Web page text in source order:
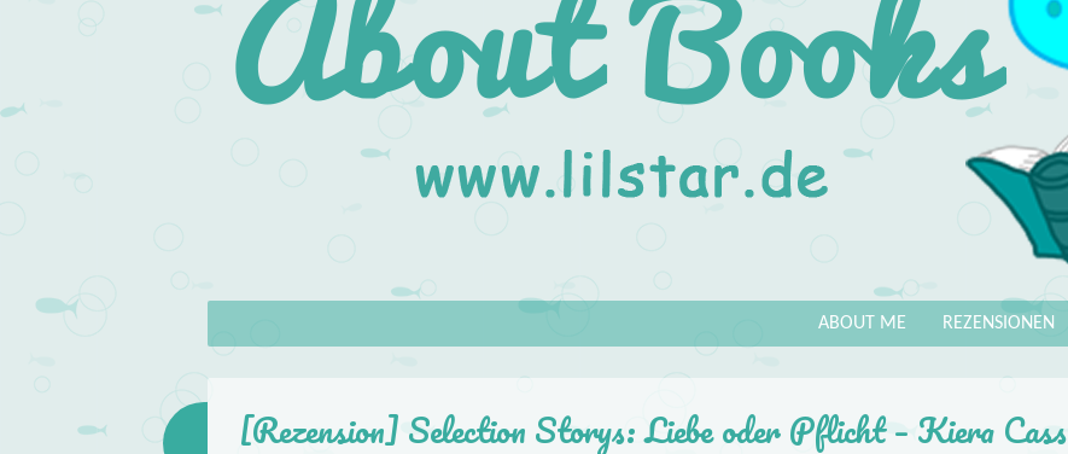
About
Menu REZENSIONEN
ABOUT ME
[Rezension] Selection Storys: Liebe oder Pflicht – Kiera Cass